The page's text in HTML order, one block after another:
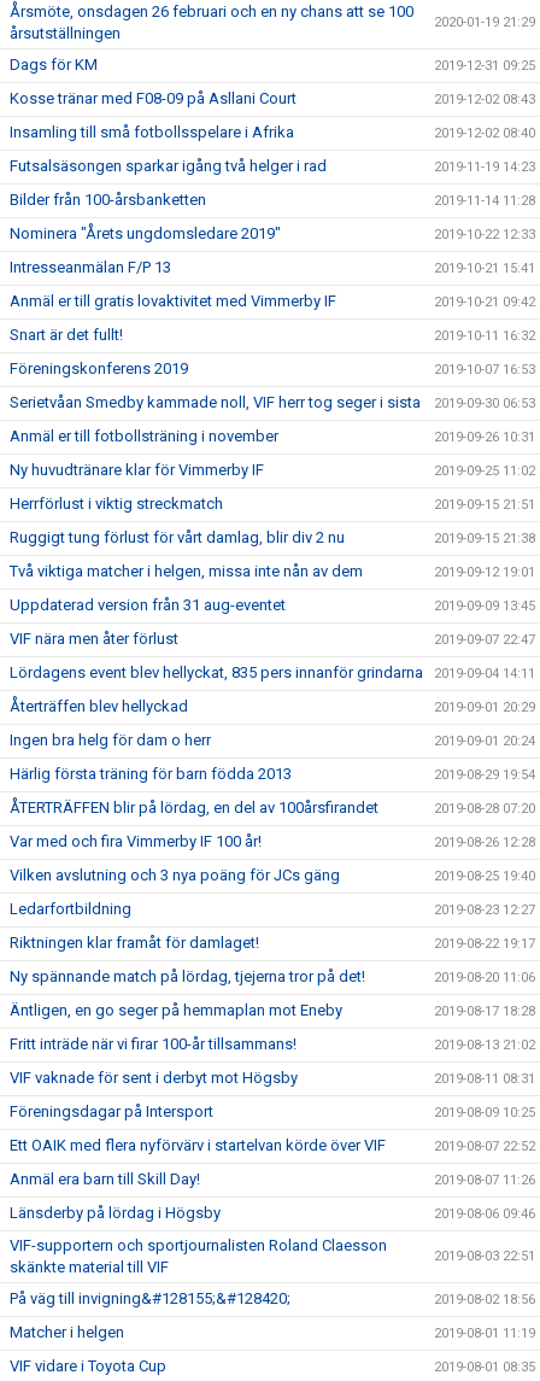
Årsmöte, onsdagen 26 februari och en ny chans att se 100
årsutställningen
2020-01-19 21:29
Dags för KM 2019-12-31 09:25
Kosse tränar med F08-09 på Asllani Court 2019-12-02 08:43
Insamling till små fotbollsspelare i Afrika 2019-12-02 08:40
Futsalsäsongen sparkar igång två helger i rad 2019-11-19 14:23
Bilder från 100-årsbanketten 2019-11-14 11:28
Nominera "Årets ungdomsledare 2019" 2019-10-22 12:33
Intresseanmälan F/P 13 2019-10-21 15:41
Anmäl er till gratis lovaktivitet med Vimmerby IF 2019-10-21 09:42
Snart är det fullt! 2019-10-11 16:32
Föreningskonferens 2019 2019-10-07 16:53
Serietvåan Smedby kammade noll, VIF herr tog seger i sista 2019-09-30 06:53
Anmäl er till fotbollsträning i november 2019-09-26 10:31
Ny huvudtränare klar för Vimmerby IF 2019-09-25 11:02
Herrförlust i viktig streckmatch 2019-09-15 21:51
Ruggigt tung förlust för vårt damlag, blir div 2 nu 2019-09-15 21:38
Två viktiga matcher i helgen, missa inte nån av dem 2019-09-12 19:01
Uppdaterad version från 31 aug-eventet 2019-09-09 13:45
VIF nära men åter förlust 2019-09-07 22:47
Lördagens event blev hellyckat, 835 pers innanför grindarna 2019-09-04 14:11
Återträffen blev hellyckad 2019-09-01 20:29
Ingen bra helg för dam o herr 2019-09-01 20:24
Härlig första träning för barn födda 2013 2019-08-29 19:54
ÅTERTRÄFFEN blir på lördag, en del av 100årsfirandet 2019-08-28 07:20
Var med och fira Vimmerby IF 100 år! 2019-08-26 12:28
Vilken avslutning och 3 nya poäng för JCs gäng 2019-08-25 19:40
Ledarfortbildning 2019-08-23 12:27
Riktningen klar framåt för damlaget! 2019-08-22 19:17
Ny spännande match på lördag, tjejerna tror på det! 2019-08-20 11:06
Äntligen, en go seger på hemmaplan mot Eneby 2019-08-17 18:28
Fritt inträde när vi firar 100-år tillsammans! 2019-08-13 21:02
VIF vaknade för sent i derbyt mot Högsby 2019-08-11 08:31
Föreningsdagar på Intersport 2019-08-09 10:25
Ett OAIK med flera nyförvärv i startelvan körde över VIF 2019-08-07 22:52
Anmäl era barn till Skill Day! 2019-08-07 11:26
Länsderby på lördag i Högsby 2019-08-06 09:46
VIF-supportern och sportjournalisten Roland Claesson
skänkte material till VIF
2019-08-03 22:51
På väg till invigning&#128155;&#128420; 2019-08-02 18:56
Matcher i helgen 2019-08-01 11:19
VIF vidare i Toyota Cup 2019-08-01 08:35